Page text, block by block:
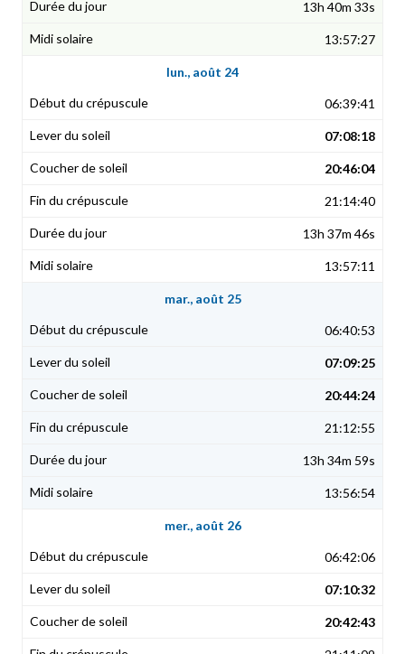
13h 40m 33s
13:57:27
lun., août 24
06:39:41
07:08:18
20:46:04
21:14:40
13h 37m 46s
13:57:11
mar., août 25
06:40:53
07:09:25
20:44:24
21:12:55
13h 34m 59s
13:56:54
mer., août 26
06:42:06
07:10:32
20:42:43